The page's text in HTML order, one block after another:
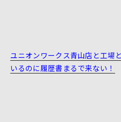
ユニオンワークス青山店と工場
いるのに履歴書まるで来ない！